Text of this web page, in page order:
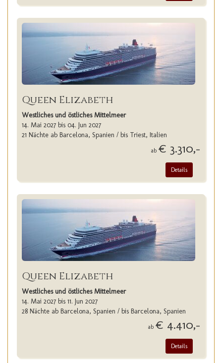
Queen Elizabeth
Westliches und östliches Mittelmeer
14. Mai 2027 bis 04. Jun 2027
21 Nächte ab Barcelona, Spanien / bis Triest, Italien
ab € 3.310,-
Details
Queen Elizabeth
Westliches und östliches Mittelmeer
14. Mai 2027 bis 11. Jun 2027
28 Nächte ab Barcelona, Spanien / bis Barcelona, Spanien
ab € 4.410,-
Details